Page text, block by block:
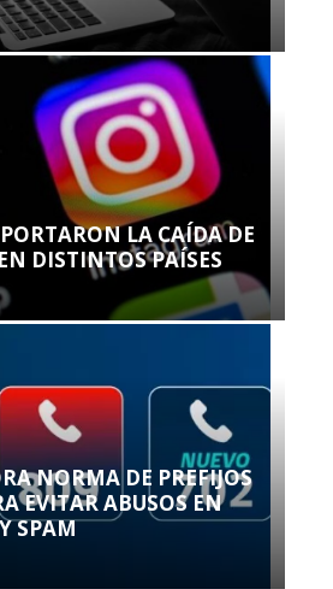
LA CAÍDA DE
DISTINTOS PAÍSES
NORMA DE PREFIJOS
EVITAR ABUSOS EN
SPAM